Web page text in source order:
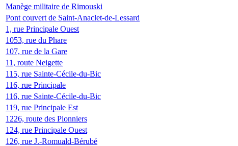
Manège militaire de Rimouski
Pont couvert de Saint-Anaclet-de-Lessard
1, rue Principale Ouest
1053, rue du Phare
107, rue de la Gare
11, route Neigette
115, rue Sainte-Cécile-du-Bic
116, rue Principale
116, rue Sainte-Cécile-du-Bic
119, rue Principale Est
1226, route des Pionniers
124, rue Principale Ouest
126, rue J.-Romuald-Bérubé